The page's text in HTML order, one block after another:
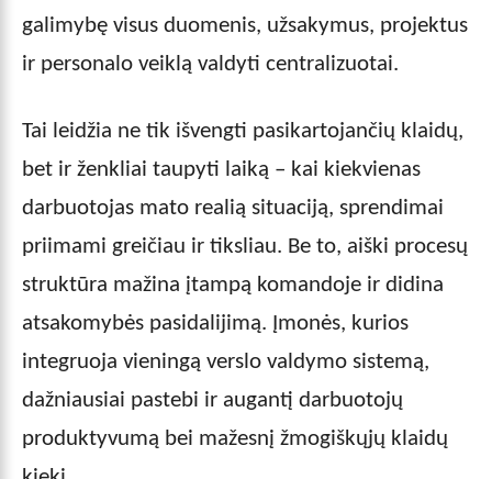
galimybę visus duomenis, užsakymus, projektus
ir personalo veiklą valdyti centralizuotai.
Tai leidžia ne tik išvengti pasikartojančių klaidų,
bet ir ženkliai taupyti laiką – kai kiekvienas
darbuotojas mato realią situaciją, sprendimai
priimami greičiau ir tiksliau. Be to, aiški procesų
struktūra mažina įtampą komandoje ir didina
atsakomybės pasidalijimą. Įmonės, kurios
integruoja vieningą verslo valdymo sistemą,
dažniausiai pastebi ir augantį darbuotojų
produktyvumą bei mažesnį žmogiškųjų klaidų